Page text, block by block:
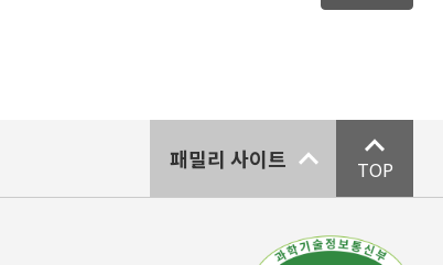
패밀리 사이트 TOP